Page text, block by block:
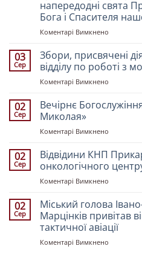
напередодні свята
Бога і Спасителя
Коментарі Вимкнено
Івано-
і
очолив
всенічне
Господа
Бога
03
Сер
Збори, присвячені
відділу по роботі з
Коментарі Вимкнено
діяльності
роботі
з
молоддю
02
Сер
Вечірнє
Миколая»
Коментарі Вимкнено
храмі
02
Сер
Відвідини КНП
онкологічного
Коментарі Вимкнено
КНП
02
Сер
Міський голова
Марцінків привітав
тактичної авіації
Коментарі Вимкнено